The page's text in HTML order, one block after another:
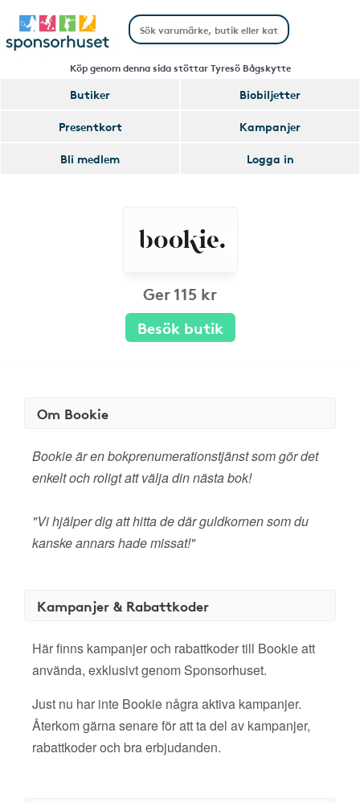
Köp genom denna sida stöttar Tyresö Bågskytte
Butiker
Biobiljetter
Presentkort
Kampanjer
Bli medlem
Logga in
Ger 115 kr
Besök butik
Om Bookie
Bookie är en bokprenumerationstjänst som gör det
enkelt och roligt att välja din nästa bok!
"Vi hjälper dig att hitta de där guldkornen som du
kanske annars hade missat!"
Kampanjer & Rabattkoder
Här finns kampanjer och rabattkoder till Bookie att
använda, exklusivt genom Sponsorhuset.
Just nu har inte Bookie några aktiva kampanjer.
Återkom gärna senare för att ta del av kampanjer,
rabattkoder och bra erbjudanden.